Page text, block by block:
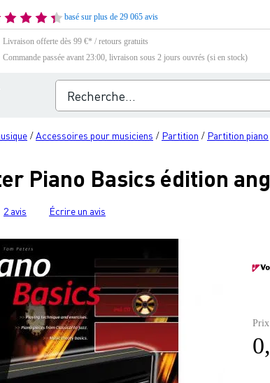
basé sur plus de 29 065 avis
Livraison offerte dès 99 €* / retours gratuits
Commande passée avant 23:00, livraison sous 2 jours ouvrés (si en stock)
/Accessoires pour musiciens / Partition / Partition piano
Piano Basics édition
2 avis Écrire un avis